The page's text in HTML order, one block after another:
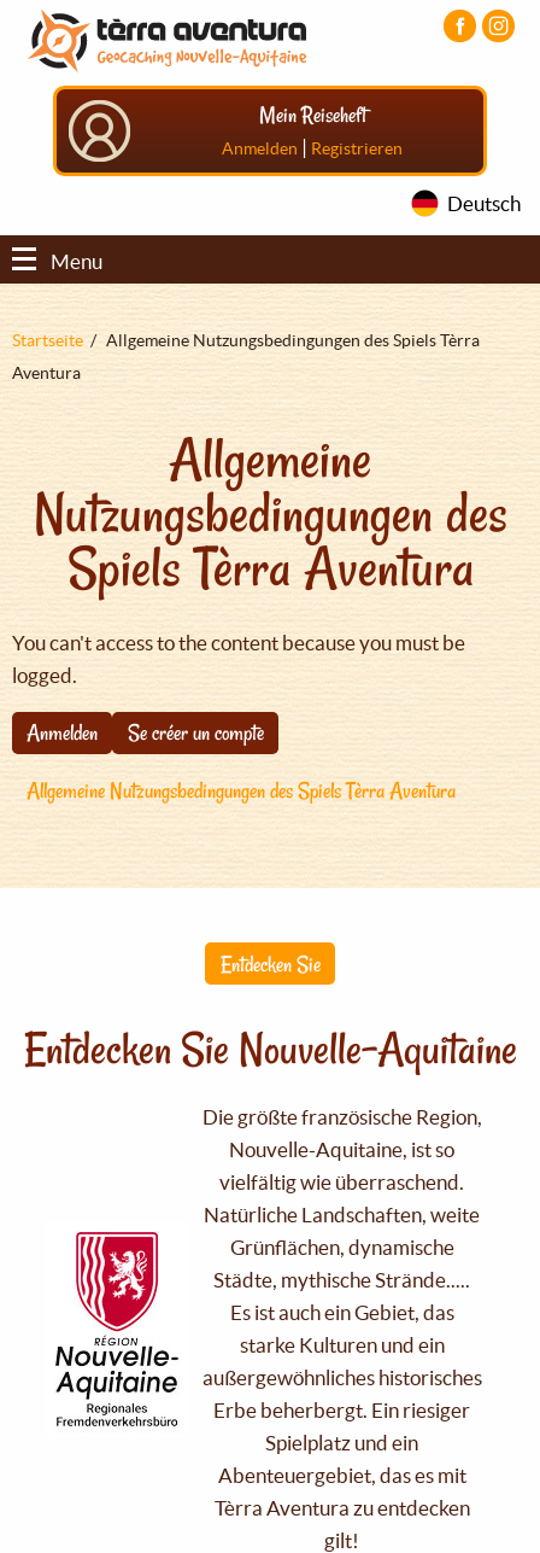
Direkt
zum
Inhalt
Aller
menu
principal
Aller
pied
Mein Reiseheft
Anmelden | Registrieren
Deutsch
Menu
Pfadnavigation
Startseite
Allgemeine Nutzungsbedingungen des Spiels Tèrra
Aventura
Allgemeine
Nutzungsbedingungen des
Spiels Tèrra Aventura
You can't access to the content because you must be
logged.
Anmelden
Se créer un compte
Allgemeine Nutzungsbedingungen des Spiels Tèrra Aventura
Entdecken Sie
Entdecken Sie Nouvelle-Aquitaine
Die größte französische Region,
Nouvelle-Aquitaine, ist so
vielfältig wie überraschend.
Natürliche Landschaften, weite
Grünflächen, dynamische
Städte, mythische Strände.....
Es ist auch ein Gebiet, das
starke Kulturen und ein
außergewöhnliches historisches
Erbe beherbergt. Ein riesiger
Spielplatz und ein
Abenteuergebiet, das es mit
Tèrra Aventura zu entdecken
gilt!